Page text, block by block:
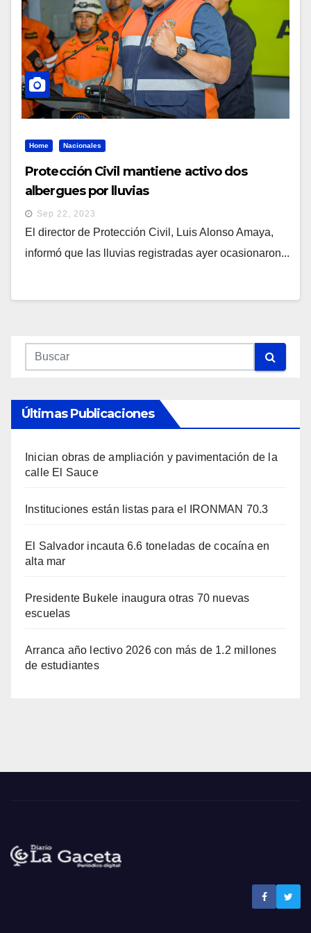
Home Nacionales
Protección Civil mantiene activo dos
albergues por lluvias
Sep 22, 2023
El director de Protección Civil, Luis Alonso Amaya,
informó que las lluvias registradas ayer ocasionaron...
Últimas Publicaciones
Inician obras de ampliación y pavimentación de la
calle El Sauce
Instituciones están listas para el IRONMAN 70.3
El Salvador incauta 6.6 toneladas de cocaína en
alta mar
Presidente Bukele inaugura otras 70 nuevas
escuelas
Arranca año lectivo 2026 con más de 1.2 millones
de estudiantes